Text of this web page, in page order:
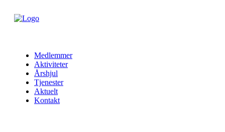
Medlemmer
Aktiviteter
Årshjul
Tjenester
Aktuelt
Kontakt